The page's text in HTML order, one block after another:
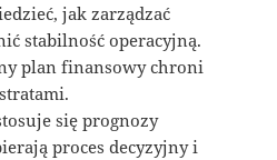
jak zarządzać
stabilność operacyjną.
plan finansowy chroni
się prognozy
proces decyzyjny i